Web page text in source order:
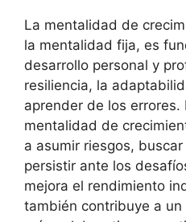
La mentalidad de
la mentalidad fija, es
desarrollo personal y
resiliencia, la
aprender de los errores.
mentalidad de
a asumir riesgos,
persistir ante los
mejora el rendimiento
también contribuye a